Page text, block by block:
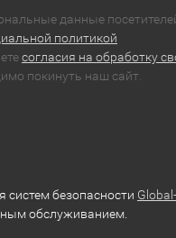
данные
политикой
согласия на обработку
покинуть наш сайт.
систем безопасности Global-
обслуживанием.